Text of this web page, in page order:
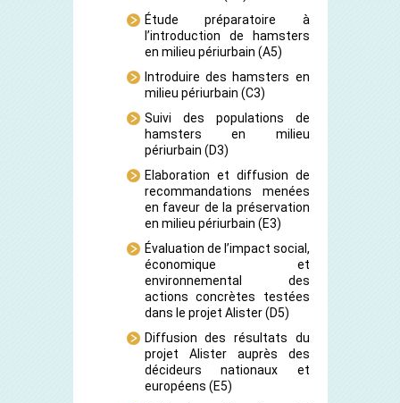
Étude préparatoire à
l’introduction de hamsters
en milieu périurbain (A5)
Introduire des hamsters en
milieu périurbain (C3)
Suivi des populations de
hamsters en milieu
périurbain (D3)
Elaboration et diffusion de
recommandations menées
en faveur de la préservation
en milieu périurbain (E3)
Évaluation de l’impact social,
économique et
environnemental des
actions concrètes testées
dans le projet Alister(D5)
Diffusion des résultats du
projet Alister auprès des
décideurs nationaux et
européens (E5)